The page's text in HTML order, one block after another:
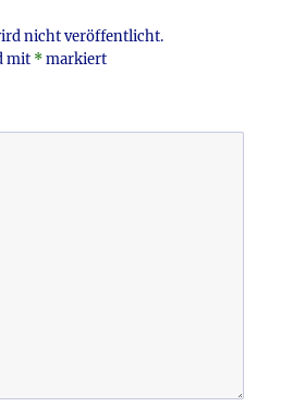
nicht veröffentlicht.
mit *markiert